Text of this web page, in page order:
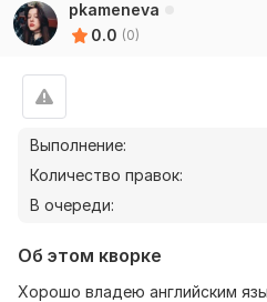
pkameneva
0.0 (0)
Выполнение:
Количество правок:
В очереди:
Об этом кворке
Хорошо владею английским